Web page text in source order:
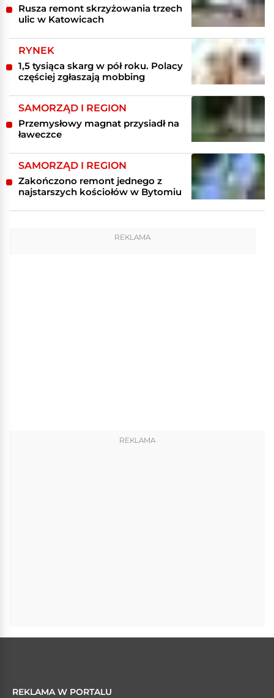
Rusza remont skrzyżowania trzech
ulic w Katowicach
RYNEK
1,5 tysiąca skarg w pół roku. Polacy
częściej zgłaszają mobbing
SAMORZĄD I REGION
Przemysłowy magnat przysiadł na
ławeczce
SAMORZĄD I REGION
Zakończono remont jednego z
najstarszych kościołów w Bytomiu
REKLAMA
REKLAMA
REKLAMA W PORTALU